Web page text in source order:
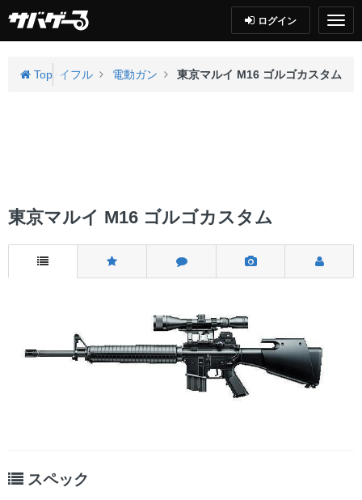
ログイン
Top
ガン ライフル 電動ガン 東京マルイ M16 ゴルゴカスタム
東京マルイ M16 ゴルゴカスタム
スペック